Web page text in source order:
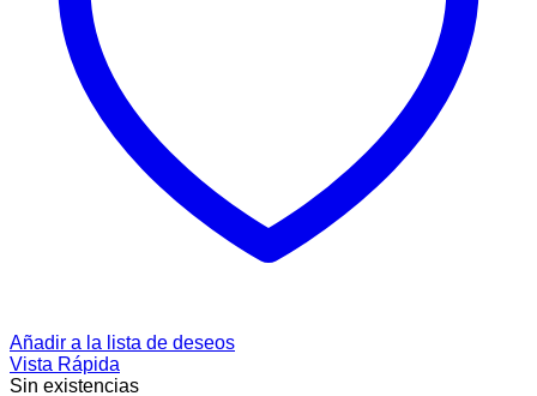
Añadir a la lista de deseos
Vista Rápida
Sin existencias